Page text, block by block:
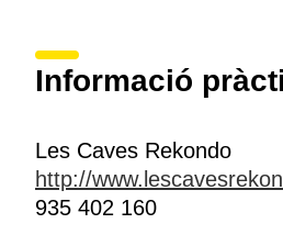
Informació
Les Caves Rekondo
http://
935 402 160